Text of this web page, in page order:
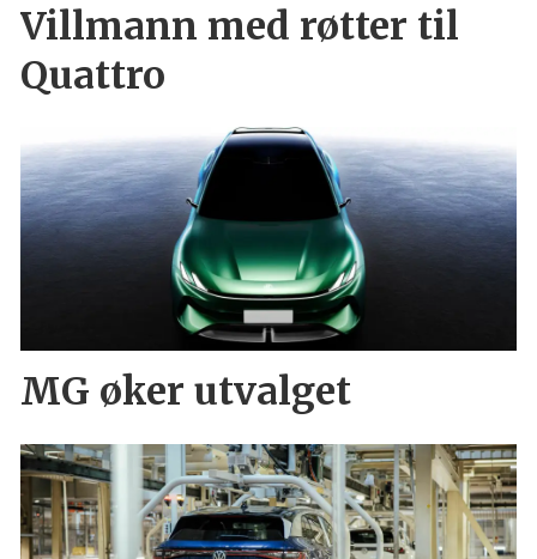
Villmann med røtter til
Quattro
MG øker utvalget